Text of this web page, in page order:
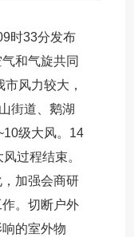
时33分发布
和气旋共同
风力较大，
街道、鹅湖
级大风。14
过程结束。
加强会商研
。切断户外
的室外物